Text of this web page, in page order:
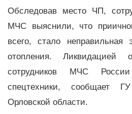
Обследовав место ЧП,
МЧС выяснили, что
всего, стало неправильная
отопления. Ликвидацией
сотрудников МЧС
спецтехники,
Орловской области.